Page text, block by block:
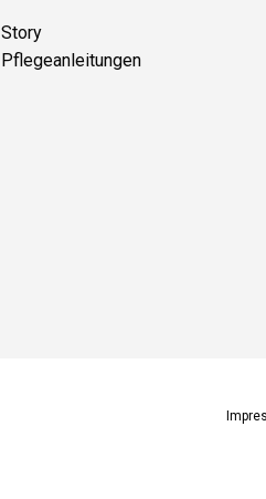
Story
Pflegeanleitungen